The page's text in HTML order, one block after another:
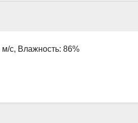
с, Влажность: 86%